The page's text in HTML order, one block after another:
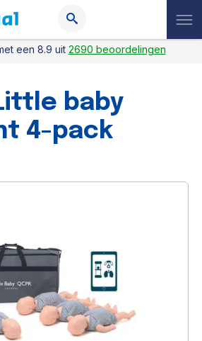
een 8.9 uit 2690 beoordelingen
baby
4-pack